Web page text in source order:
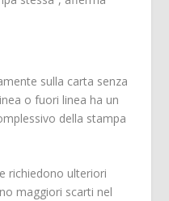
sulla carta senza
o fuori linea ha un
della stampa
richiedono ulteriori
maggiori scarti nel